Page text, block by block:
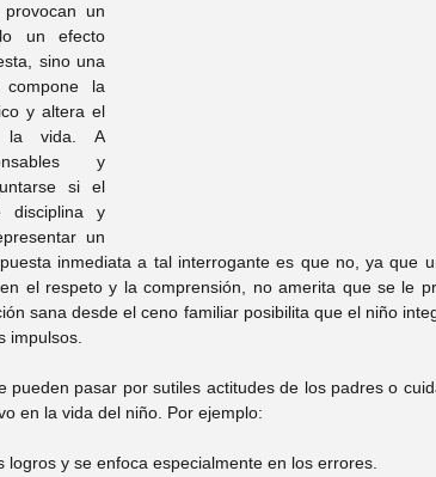
un
un efecto
sino una
la
y altera el
la vida. A
y
si el
disciplina y
un
inmediata a tal interrogante es que no, ya que
el respeto y la comprensión, no amerita que se le
sana desde el ceno familiar posibilita que el niño
impulsos.
pueden pasar por sutiles actitudes de los padres o
en la vida del niño. Por ejemplo:
logros y se enfoca especialmente en los errores.